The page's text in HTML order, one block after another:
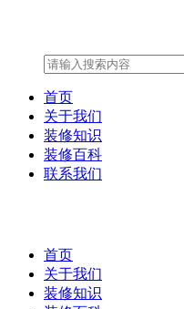
首页
关于我们
装修知识
装修百科
联系我们
首页
关于我们
装修知识